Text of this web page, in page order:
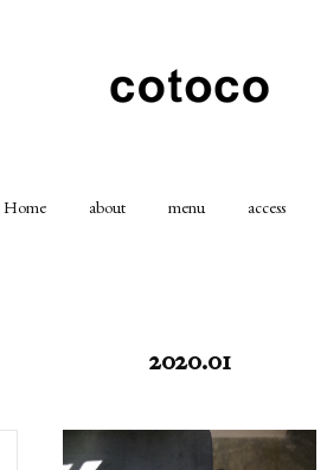
Home about menu access
2020.01